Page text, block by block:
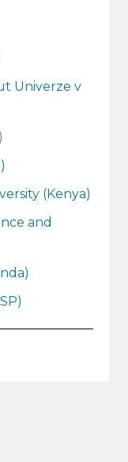
Univerze v
(Kenya)
and